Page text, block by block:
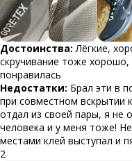
Достоинства: Лёгкие,
скручивание тоже хорошо,
понравилась
Недостатки: Брал эти в
при совместном вскрытии
отдал из своей пары, я не
человека и у меня тоже!
местами клей выступал и
2